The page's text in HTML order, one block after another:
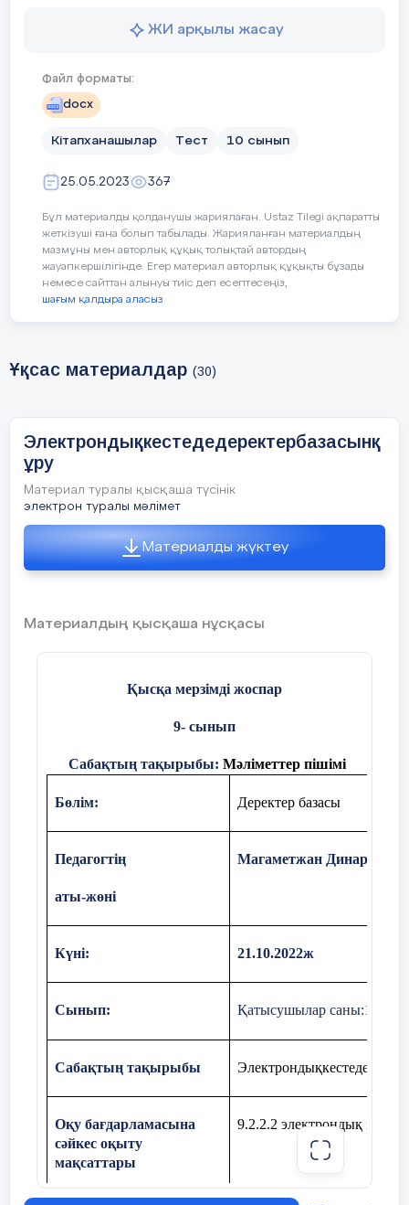
Тілдік мақсаттар
ЖИ арқылы жасау
Файл форматы:
docx
Кітапханашылар Тест 10 сынып
25.05.2023 367
Бұл материалды қолданушы жариялаған. Ustaz Tilegi ақпаратты
жеткізуші ғана болып табылады. Жарияланған материалдың
мазмұны мен авторлық құқық толықтай автордың
жауапкершілігінде. Егер материал авторлық құқықты бұзады
немесе сайттан алынуы тиіс деп есептесеңіз,
шағым қалдыра аласыз
Ұқсас материалдар (30)
Электрондықкестедедеректербазасынқ
ұру
Материал туралы қысқаша түсінік
электрон туралы мәлімет
Материалды жүктеу
Материалдың қысқаша нұсқасы
Қысқа мерзімді жоспар
9- сынып
Сабақтың тақырыбы: Мәліметтер пішімі
Бөлім: Деректер базасы
Педагогтің
аты-жөні
Магаметжан Динара
Күні: 21.10.2022ж
Сынып: Қатысушылар саны:12
Сабақтың тақырыбы
Оқу бағдарламасына
сәйкес оқыту
мақсаттары
9.2.2.2 электрондық